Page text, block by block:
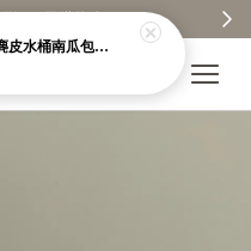
𝐧𝐞𝐰𝐚𝐧𝐚 韓系霧面感・麂皮水桶南瓜包｜通勤日常包｜高級皮革｜現貨＋預購【nk62】